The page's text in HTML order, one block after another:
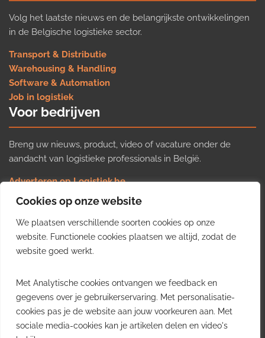
Cookies op onze website
We plaatsen verschillende soorten cookies op onze
website. Functionele cookies plaatsen we altijd, zodat de
website goed werkt.
Met Analytische cookies ontvangen we feedback en
gegevens over je gebruikerservaring. Met personalisatie-
cookies pas je de website aan jouw voorkeuren aan. Met
sociale media-cookies kan je artikelen delen en video's
Volg het laatste nieuws en de belangrijkste ontwikkelingen
in de Belgische logistieke sector.
Transport & Distributie
Warehousing & Handling
Software & Automation
Job in logistiek
Voor bedrijven
Breng uw nieuws, product, video of vacature onder de
aandacht van logistieke professionals in België.
Adverteren op Logistiek.be
Nieuws insturen
Uw video op Logistiek.TV
Job plaatsen
Gratis wekelijkse update
inzichten uit de Belgische logistieke sector in uw inbox.
Ontvang je gratis
wekelijkse update